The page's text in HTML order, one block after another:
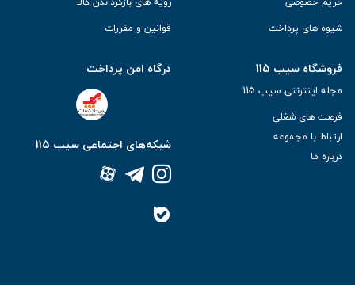
شیوه های پرداخت
قوانین و مقررات
فروشگاه سیب 115
مجله اینترنتی سیب 115
فرصت های شغلی
ارتباط با مجموعه
درباره ما
درگاه امن پرداخت
شبکه‌های اجتماعی سیب 115